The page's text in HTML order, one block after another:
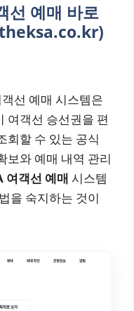
선 예매 바로
선 예매 시스템은
여객선 승선권을 편
회할 수 있는 공식
보와 예매 내역 관리
여객선 예매 시스템
을 숙지하는 것이